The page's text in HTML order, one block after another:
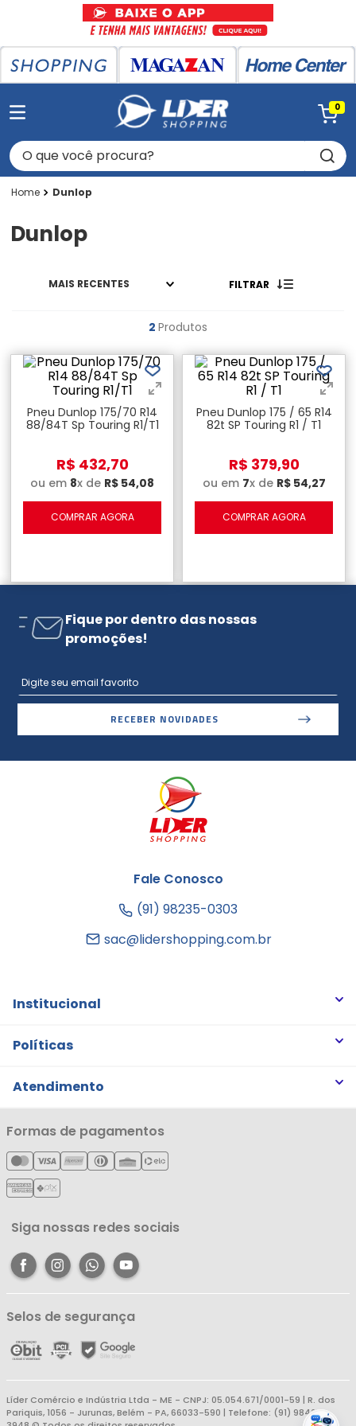
0
O que você procura?
Dunlop
Dunlop
MAIS RECENTES FILTRAR
2 Produtos
Pneu Dunlop 175/70 R14
88/84T Sp Touring R1/T1
R$ 432,70
ou em 8x de R$ 54,08
COMPRAR AGORA
Pneu Dunlop 175 / 65 R14
82t SP Touring R1 / T1
R$ 379,90
ou em 7x de R$ 54,27
COMPRAR AGORA
Fique por dentro das nossas
promoções!
RECEBER NOVIDADES
Fale Conosco
(91) 98235-0303
sac@lidershopping.com.br
Institucional
Quem somos
Notícias
Cartão Líderzan
Políticas
Trocas e Devoluções
Política de Privacidade
Política de Entrega
Política de Reembolso
Atendimento
Minha Conta
Meus Pedidos
Meus Favoritos
Central de Atendimento
Formas de pagamentos
Siga nossas redes sociais
Selos de segurança
Líder Comércio e Indústria Ltda - ME - CNPJ: 05.054.671/0001-59 | R. dos
Pariquis, 1056 - Jurunas, Belém - PA, 66033-590 | Telefone: (91) 98403-